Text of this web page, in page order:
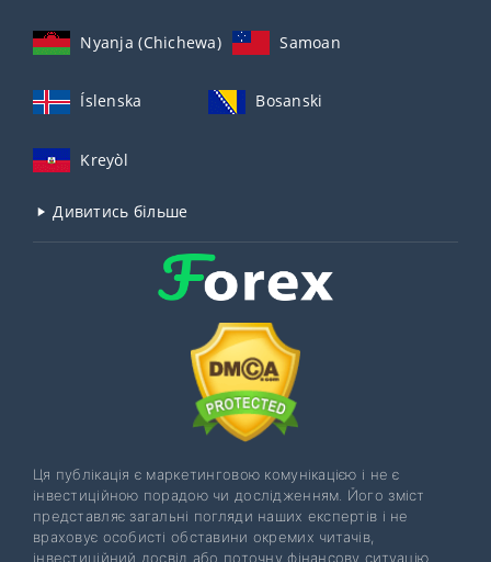
Nyanja (Chichewa) Samoan
Íslenska Bosanski
Kreyòl
Дивитись більше
Ця публікація є маркетинговою комунікацією і не є
інвестиційною порадою чи дослідженням. Його зміст
представляє загальні погляди наших експертів і не
враховує особисті обставини окремих читачів,
інвестиційний досвід або поточну фінансову ситуацію.